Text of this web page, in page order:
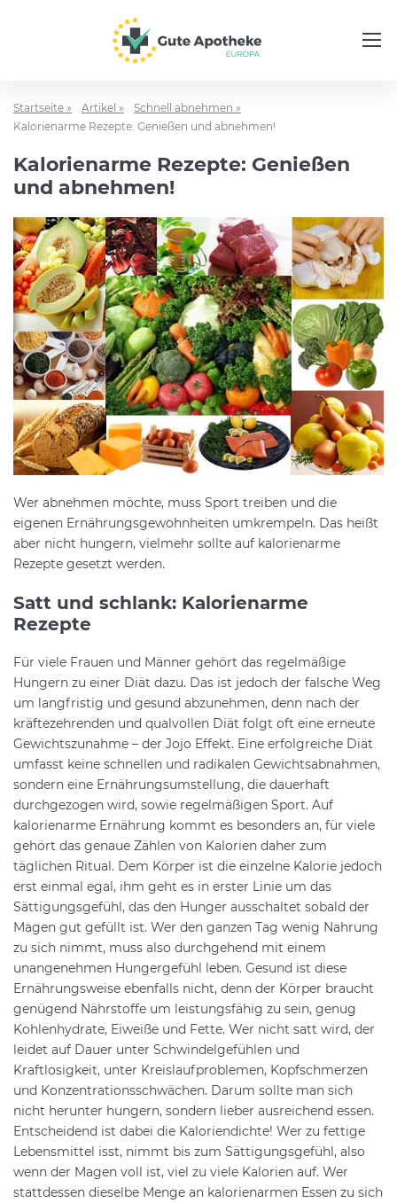
Startseite » Artikel »
Schnell abnehmen »
Kalorienarme Rezepte: Genießen und abnehmen!
Kalorienarme Rezepte: Genießen
und abnehmen!
Wer abnehmen möchte, muss Sport treiben und die
eigenen Ernährungsgewohnheiten umkrempeln. Das heißt
aber nicht hungern, vielmehr sollte auf kalorienarme
Rezepte gesetzt werden.
Satt und schlank: Kalorienarme
Rezepte
Für viele Frauen und Männer gehört das regelmäßige
Hungern zu einer Diät dazu. Das ist jedoch der falsche Weg
um langfristig und gesund abzunehmen, denn nach der
kräftezehrenden und qualvollen Diät folgt oft eine erneute
Gewichtszunahme – der Jojo Effekt. Eine erfolgreiche Diät
umfasst keine schnellen und radikalen Gewichtsabnahmen,
sondern eine Ernährungsumstellung, die dauerhaft
durchgezogen wird, sowie regelmäßigen Sport. Auf
kalorienarme Ernährung kommt es besonders an, für viele
gehört das genaue Zählen von Kalorien daher zum
täglichen Ritual. Dem Körper ist die einzelne Kalorie jedoch
erst einmal egal, ihm geht es in erster Linie um das
Sättigungsgefühl, das den Hunger ausschaltet sobald der
Magen gut gefüllt ist. Wer den ganzen Tag wenig Nahrung
zu sich nimmt, muss also durchgehend mit einem
unangenehmen Hungergefühl leben. Gesund ist diese
Ernährungsweise ebenfalls nicht, denn der Körper braucht
genügend Nährstoffe um leistungsfähig zu sein, genug
Kohlenhydrate, Eiweiße und Fette. Wer nicht satt wird, der
leidet auf Dauer unter Schwindelgefühlen und
Kraftlosigkeit, unter Kreislaufproblemen, Kopfschmerzen
und Konzentrationsschwächen. Darum sollte man sich
nicht herunter hungern, sondern lieber ausreichend essen.
Entscheidend ist dabei die Kaloriendichte! Wer zu fettige
Lebensmittel isst, nimmt bis zum Sättigungsgefühl, also
wenn der Magen voll ist, viel zu viele Kalorien auf. Wer
stattdessen dieselbe Menge an kalorienarmen Essen zu sich